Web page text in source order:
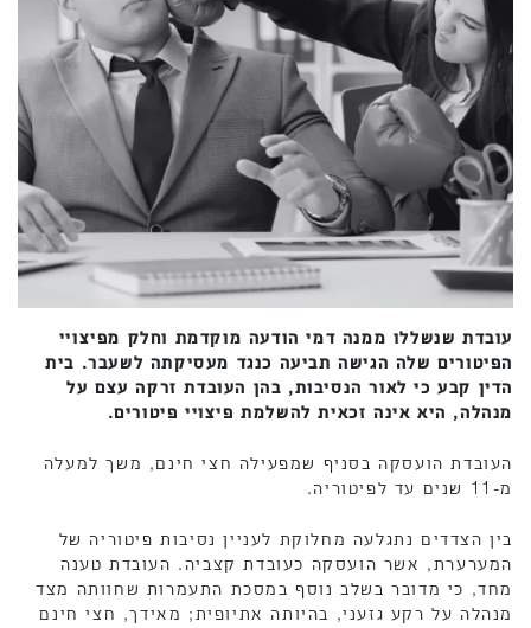
עובדת שנשללו ממנה דמי הודעה מוקדמת וחלק מפיצויי
הפיטורים שלה הגישה תביעה כנגד מעסיקתה לשעבר. בית
הדין קבע כי לאור הנסיבות, בהן העובדת זרקה עצם על
מנהלה, היא אינה זכאית להשלמת פיצויי פיטורים.
העובדת הועסקה בסניף שמפעילה חצי חינם, משך למעלה
מ-11 שנים עד לפיטוריה.
בין הצדדים נתגלעה מחלוקת לעניין נסיבות פיטוריה של
המערערת, אשר הועסקה כעובדת קצביה. העובדת טענה
מחד, כי מדובר בשלב נוסף במסכת התעמרות שחוותה מצד
מנהלה על רקע גזעני, בהיותה אתיופית; מאידך, חצי חינם